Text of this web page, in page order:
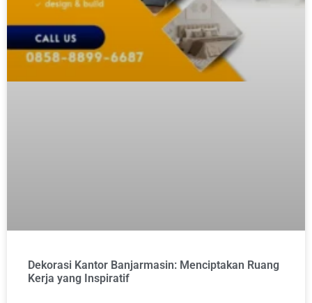
Dekorasi Kantor Banjarmasin: Menciptakan Ruang
Kerja yang Inspiratif